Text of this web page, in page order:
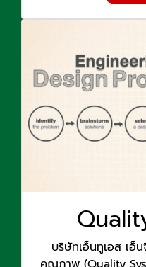
บริษัทเอ็นทูเอส เอ็